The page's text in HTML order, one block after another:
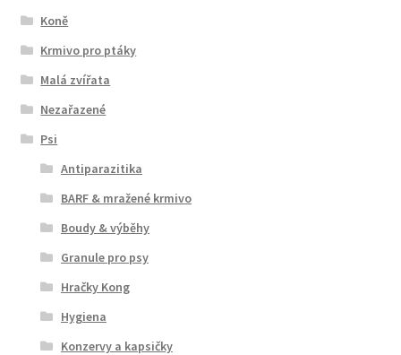
Koně
Krmivo pro ptáky
Malá zvířata
Nezařazené
Psi
Antiparazitika
BARF & mražené krmivo
Boudy & výběhy
Granule pro psy
Hračky Kong
Hygiena
Konzervy a kapsičky